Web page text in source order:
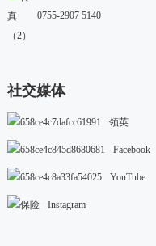
0755-2907 5140
社交媒体
领英
Facebook
YouTube
Instagram